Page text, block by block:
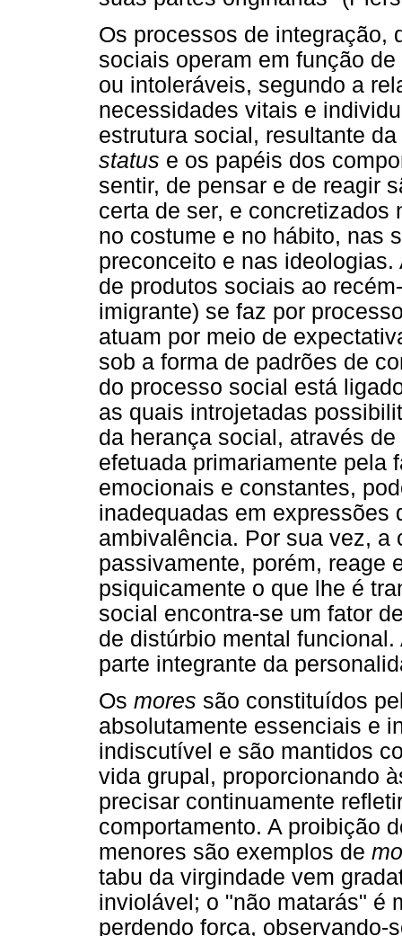
Os processos de integração,
sociais operam em função
ou intoleráveis, segundo a
necessidades vitais e
estrutura social, resultante
status e os papéis dos
sentir, de pensar e de reagir
certa de ser, e concretizados
no costume e no hábito, nas
preconceito e nas
de produtos sociais ao
imigrante) se faz por
atuam por meio de
sob a forma de padrões de
do processo social está
as quais introjetadas
da herança social, através
efetuada primariamente pela
emocionais e constantes,
inadequadas em expressões
ambivalência. Por sua vez, a
passivamente, porém, reage
psiquicamente o que lhe é
social encontra-se um fator
de distúrbio mental
parte integrante da
Os mores são constituídos
absolutamente essenciais e
indiscutível e são mantidos
vida grupal, proporcionando
precisar continuamente
comportamento. A proibição
menores são exemplos de
tabu da virgindade vem
inviolável; o "não matarás" é
perdendo força, observando-